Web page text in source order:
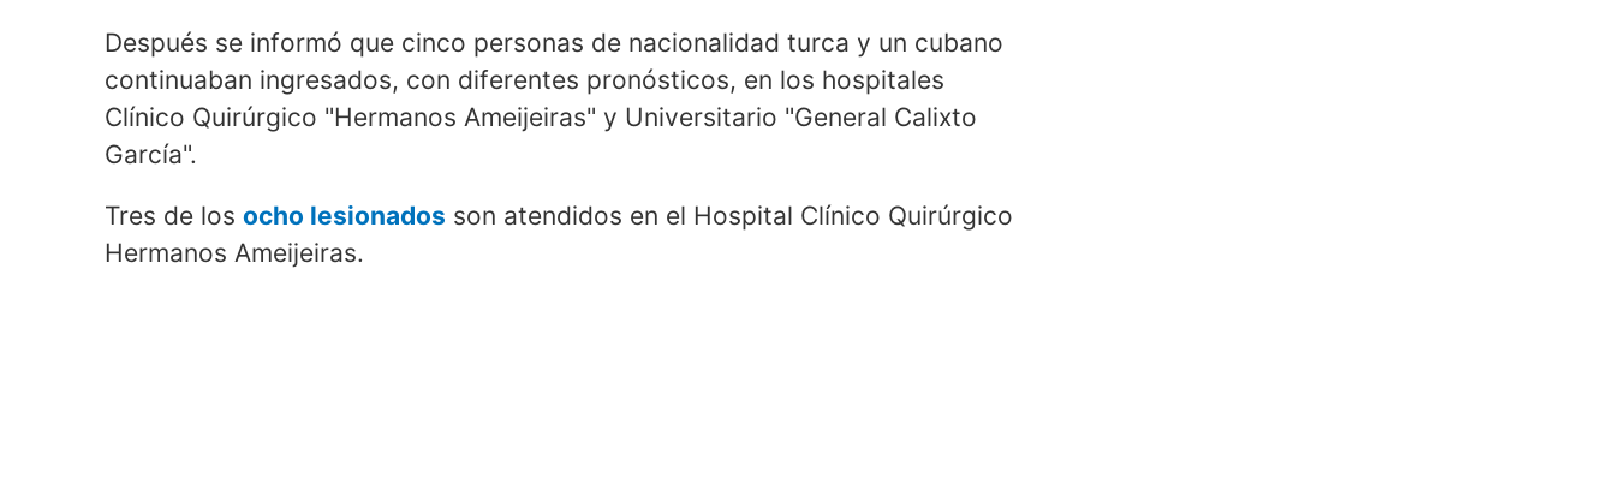
Después se informó que cinco personas de nacionalidad turca y un cubano
continuaban ingresados, con diferentes pronósticos, en los hospitales
Clínico Quirúrgico "Hermanos Ameijeiras" y Universitario "General Calixto
García".
Tres de los ocho lesionados son atendidos en el Hospital Clínico Quirúrgico
Hermanos Ameijeiras.